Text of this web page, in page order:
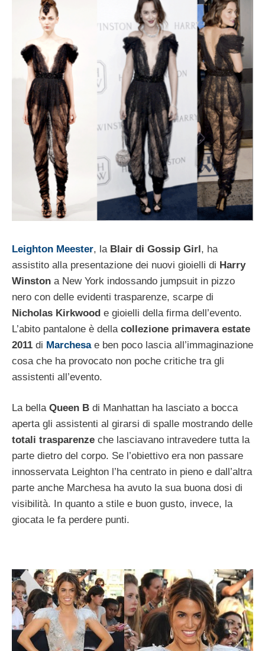
Leighton Meester, la Blair di Gossip Girl, ha
assistito alla presentazione dei nuovi gioielli di Harry
Winston a New York indossando jumpsuit in pizzo
nero con delle evidenti trasparenze, scarpe di
Nicholas Kirkwood e gioielli della firma dell’evento.
L’abito pantalone è della collezione primavera estate
2011 di Marchesae ben poco lascia all’immaginazione
cosa che ha provocato non poche critiche tra gli
assistenti all’evento.
La bella Queen B di Manhattan ha lasciato a bocca
aperta gli assistenti al girarsi di spalle mostrando delle
totali trasparenze che lasciavano intravedere tutta la
parte dietro del corpo. Se l’obiettivo era non passare
innosservata Leighton l’ha centrato in pieno e dall’altra
parte anche Marchesa ha avuto la sua buona dosi di
visibilità. In quanto a stile e buon gusto, invece, la
giocata le fa perdere punti.